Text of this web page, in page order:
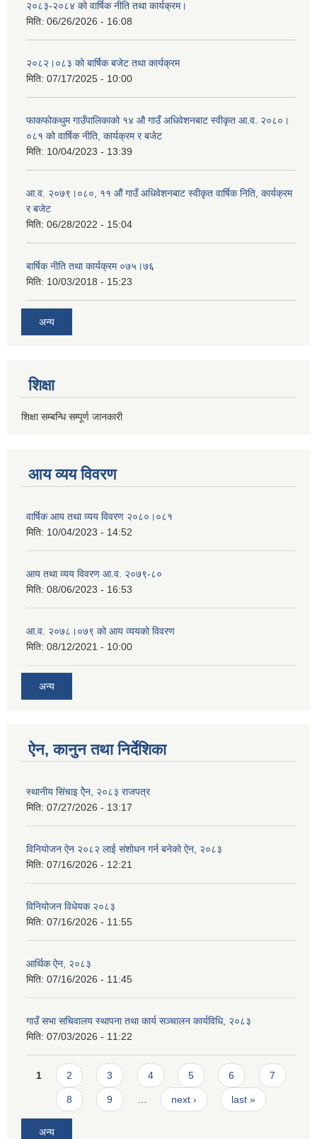
२०८३-२०८४ को वार्षिक नीति तथा कार्यक्रम।
मिति: 06/26/2026 - 16:08
२०८२।०८३ को बार्षिक बजेट तथा कार्यक्रम
मिति: 07/17/2025 - 10:00
फाकफोकथुम गाउँपालिकाको १४ औ गाउँ अधिवेशनबाट स्वीकृत आ.व. २०८०।
०८१ को वार्षिक नीति, कार्यक्रम र बजेट
मिति: 10/04/2023 - 13:39
आ.व. २०७९।०८०, ११ औं गाउँ अधिवेशनबाट स्वीकृत वार्षिक निति, कार्यक्रम
र बजेट
मिति: 06/28/2022 - 15:04
बार्षिक नीति तथा कार्यक्रम ०७५।७६
मिति: 10/03/2018 - 15:23
अन्य
शिक्षा
शिक्षा सम्बन्धि सम्पूर्ण जानकारी
आय व्यय विवरण
वार्षिक आय तथा व्यय विवरण २०८०।०८१
मिति: 10/04/2023 - 14:52
आय तथा व्यय विवरण आ.व. २०७९-८०
मिति: 08/06/2023 - 16:53
आ.व. २०७८।०७९ को आय व्ययको विवरण
मिति: 08/12/2021 - 10:00
अन्य
ऐन, कानुन तथा निर्देशिका
स्थानीय सिंचाइ ऐेन, २०८३ राजपत्र
मिति: 07/27/2026 - 13:17
विनियोजन ऐन २०८२ लाई संशोधन गर्न बनेको ऐन, २०८३
मिति: 07/16/2026 - 12:21
विनियोजन विधेयक २०८३
मिति: 07/16/2026 - 11:55
आर्थिक ऐन, २०८३
मिति: 07/16/2026 - 11:45
गाउँ सभा सचिवालय स्थापना तथा कार्य सञ्चालन कार्यविधि, २०८३
मिति: 07/03/2026 - 11:22
Pages
1 2 3 4 5 6 7
8 9 next › last »
अन्य